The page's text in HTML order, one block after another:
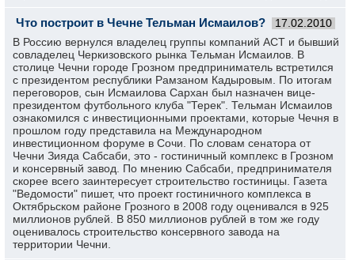
Что построит в Чечне Тельман Исмаилов? 17.02.2010
В Россию вернулся владелец группы компаний АСТ и бывший
совладелец Черкизовского рынка Тельман Исмаилов. В
столице Чечни городе Грозном предприниматель встретился
с президентом республики Рамзаном Кадыровым. По итогам
переговоров, сын Исмаилова Сархан был назначен вице-
президентом футбольного клуба "Терек". Тельман Исмаилов
ознакомился с инвестиционными проектами, которые Чечня в
прошлом году представила на Международном
инвестиционном форуме в Сочи. По словам сенатора от
Чечни Зияда Сабсаби, это - гостиничный комплекс в Грозном
и консервный завод. По мнению Сабсаби, предпринимателя
скорее всего заинтересует строительство гостиницы. Газета
"Ведомости" пишет, что проект гостиничного комплекса в
Октябрьском районе Грозного в 2008 году оценивался в 925
миллионов рублей. В 850 миллионов рублей в том же году
оценивалось строительство консервного завода на
территории Чечни.